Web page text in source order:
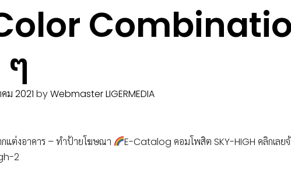
ม 2021 byWebmaster LIGERMEDIA
กแต่งอาคาร – ทำป้ายโฆษณา
E-Catalog คอมโพสิต SKY-HIGH คลิกเลยจ้
2